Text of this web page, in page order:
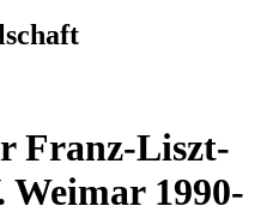
Franz-Liszt-
Weimar 1990-